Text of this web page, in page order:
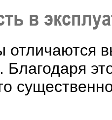
в
отличаются
Благодаря